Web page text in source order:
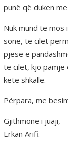
punë që duken
Nuk mund të
sonë, të cilët
pjesë e
të cilët, kjo pamje
këtë shkallë.
Përpara, me
Gjithmonë i juaji,
Erkan Arifi.